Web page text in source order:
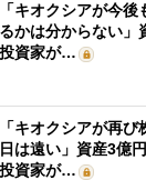
「キオクシアが今
るかは分からない」
投資家が…
「キオクシアが再
日は遠い」資産3億
投資家が…